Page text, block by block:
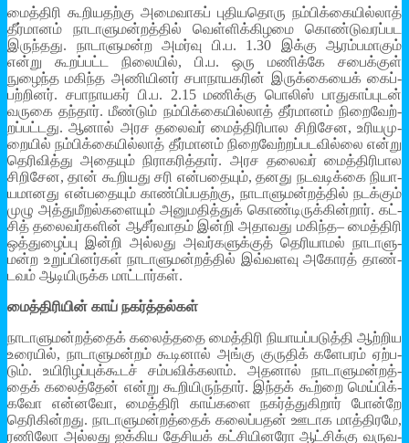
மைத்­திரி கூறி­ய­தற்கு அமை­வா­கப் புதி­ய­தொரு நம்­பிக்­கை­யில்­லாத்
தீர்­மா­னம் நாடா­ளு­மன்­றத்­தில் வெள்­ளிக்­கி­ழமை கொண்­டு­வ­ரப்­பட
இருந்­தது. நாடா­ளு­மன்ற அமர்வு பி.ப. 1.30 இக்கு ஆரம்­ப­மா­கும்
என்று கூறப்­பட்ட நிலை­யில், பி.ப. ஒரு மணிக்கே சபைக்­குள்
நுழைந்த மகிந்த அணியி­னர் சபா­நா­ய­க­ரின் இருக்­கை­யைக் கைப்­
பற்­றி­னர். சபா­நா­ய­கர் பி.ப. 2.15 மணிக்கு பொலிஸ் பாது­காப்­பு­டன்
வருகை தந்­தார். மீண்­டும் நம்­பிக்­கை­யில்­லாத் தீர்­மா­னம் நிறை­வேற்­
றப்­பட்­டது. ஆனால் அரச தலை­வர் மைத்­தி­ரி­பால சிறி­சேன, உரி­ய­மு­
றை­யில் நம்­பிக்­கை­யில்­லாத் தீர்­மா­னம் நிறை­வேற்­றப்­ப­ட­வில்லை என்று
தெரி­வித்து அதை­யும் நிரா­க­ரித்தார். அரச தலை­வர் மைத்­தி­ரி­பால
சிறி­சேன, தான் கூறி­யது சரி என்­ப­தை­யும், தனது நட­வ­டிக்கை நியா­
ய­மா­னது என்­ப­தை­யும் காண்­பிப்­ப­தற்கு, நாடா­ளு­மன்­றத்­தில் நடக்­கும்
முழு அத்­து­மீ­றல்­க­ளை­யும் அனு­ம­தித்­துக் கொண்­டி­ருக்­கின்­றார். கட்­
சித் தலை­வர்­க­ளின் ஆசீர்­வா­தம் இன்றி அதா­வது மகிந்த– மைத்­திரி
ஒத்­து­ழைப்பு இன்றி அல்­லது அவர்­க­ளுக்­குத் தெரி­யா­மல் நாடா­ளு­
மன்ற உறுப்­பி­னர்­கள் நாடா­ளு­மன்­றத்­தில் இவ்­வ­ளவு அகோ­ரத் தாண்­
ட­வம் ஆடி­யி­ருக்க மாட்­டார்­கள்.
மைத்­தி­ரி­யின் காய் நகர்த்­தல்­கள்
நாடா­ளு­மன்­றத்­தைக் கலைத்­ததை மைத்­திரி நியா­யப்­ப­டுத்தி ஆற்­றிய
உரை­யில், நாடா­ளு­மன்­றம் கூடி­னால் அங்கு குரு­திக் களே­ப­ரம் ஏற்­ப­
டும். உயி­ரி­ழப்­புக்­கூடச் சம்­ப­விக்­க­லாம். அத­னால் நாடா­ளு­மன்­றத்­
தைக் கலைத்­தேன் என்று கூறி­யி­ருந்­தார். இந்­தக் கூற்றை மெய்­பிக்­
கவோ என்­னவோ, மைத்­திரி காய்­களை நகர்த்­து­கிறார் போன்றே
தெரி­கின்­றது. நாடா­ளு­மன்­றத்­தைக் கலைப்­ப­தன் ஊடாக மாத்­தி­ரமே,
ரணிலோ அல்­லது ஐக்­கிய தேசி­யக் கட்­சி­யி­னரோ ஆட்­சிக்கு வரு­வ­